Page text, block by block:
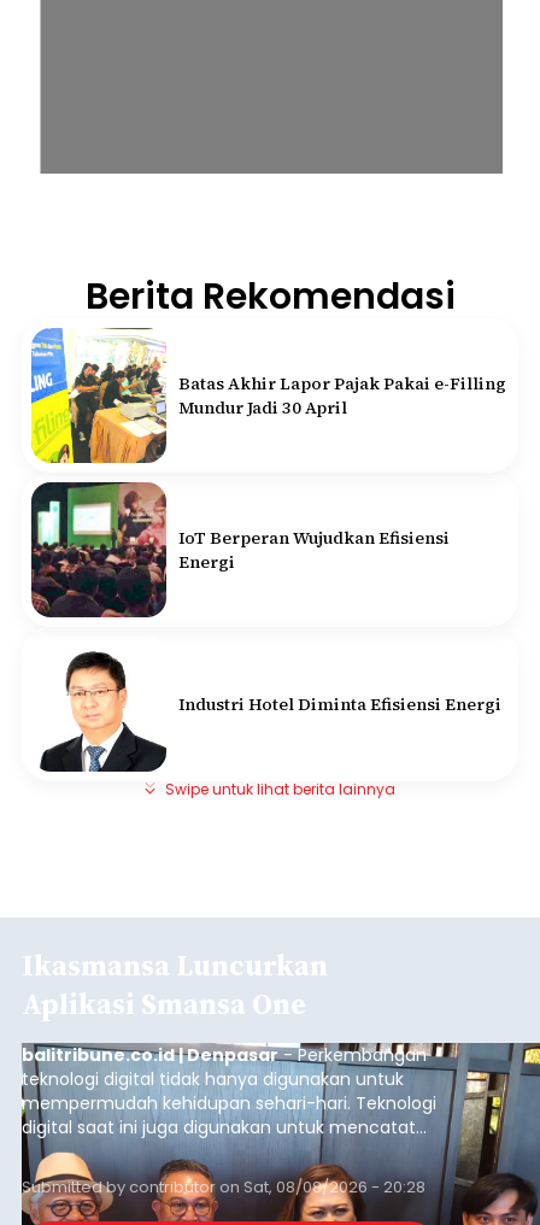
Berita Rekomendasi
Batas Akhir Lapor Pajak Pakai e-Filling
Mundur Jadi 30 April
IoT Berperan Wujudkan Efisiensi
Energi
Industri Hotel Diminta Efisiensi Energi
Swipe untuk lihat berita lainnya
Ikasmansa Luncurkan
Aplikasi Smansa One
balitribune.co.id | Denpasar- Perkembangan
teknologi digital tidak hanya digunakan untuk
mempermudah kehidupan sehari-hari. Teknologi
digital saat ini juga digunakan untuk mencatat
dan mengelola data base alumni dari suatu
sekolah, salah satunya adalah alumni SMA 1
Denpasar.
Submitted bycontributoronSat, 08/08/2026 - 20:28